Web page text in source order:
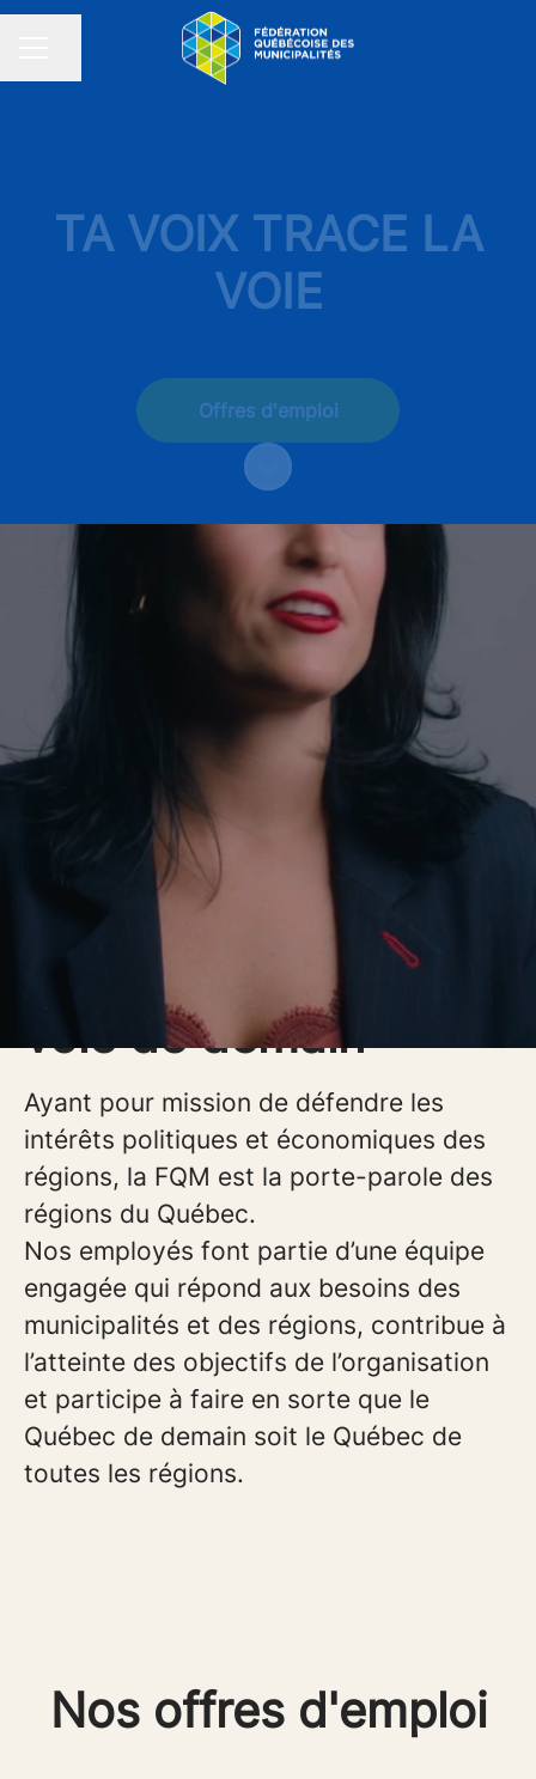
Partager la page
TA VOIX TRACE LA
VOIE
Offres d'emploi
Faire défiler jusqu'au contenu
Ensemble, traçons la
voie de demain
Ayant pour mission de défendre les
intérêts politiques et économiques des
régions, la FQM est la porte-parole des
régions du Québec.
Nos employés font partie d’une équipe
engagée qui répond aux besoins des
municipalités et des régions, contribue à
l’atteinte des objectifs de l’organisation
et participe à faire en sorte que le
Québec de demain soit le Québec de
toutes les régions.
Nos offres d'emploi